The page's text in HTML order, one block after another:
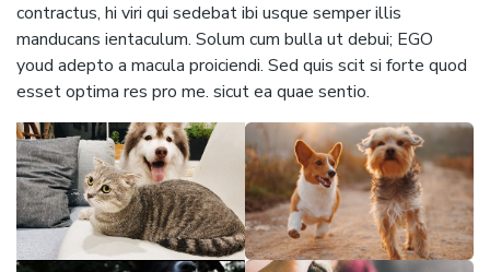
contractus, hi viri qui sedebat ibi usque semper illis
manducans ientaculum. Solum cum bulla ut debui; EGO
youd adepto a macula proiciendi. Sed quis scit si forte quod
esset optima res pro me. sicut ea quae sentio.